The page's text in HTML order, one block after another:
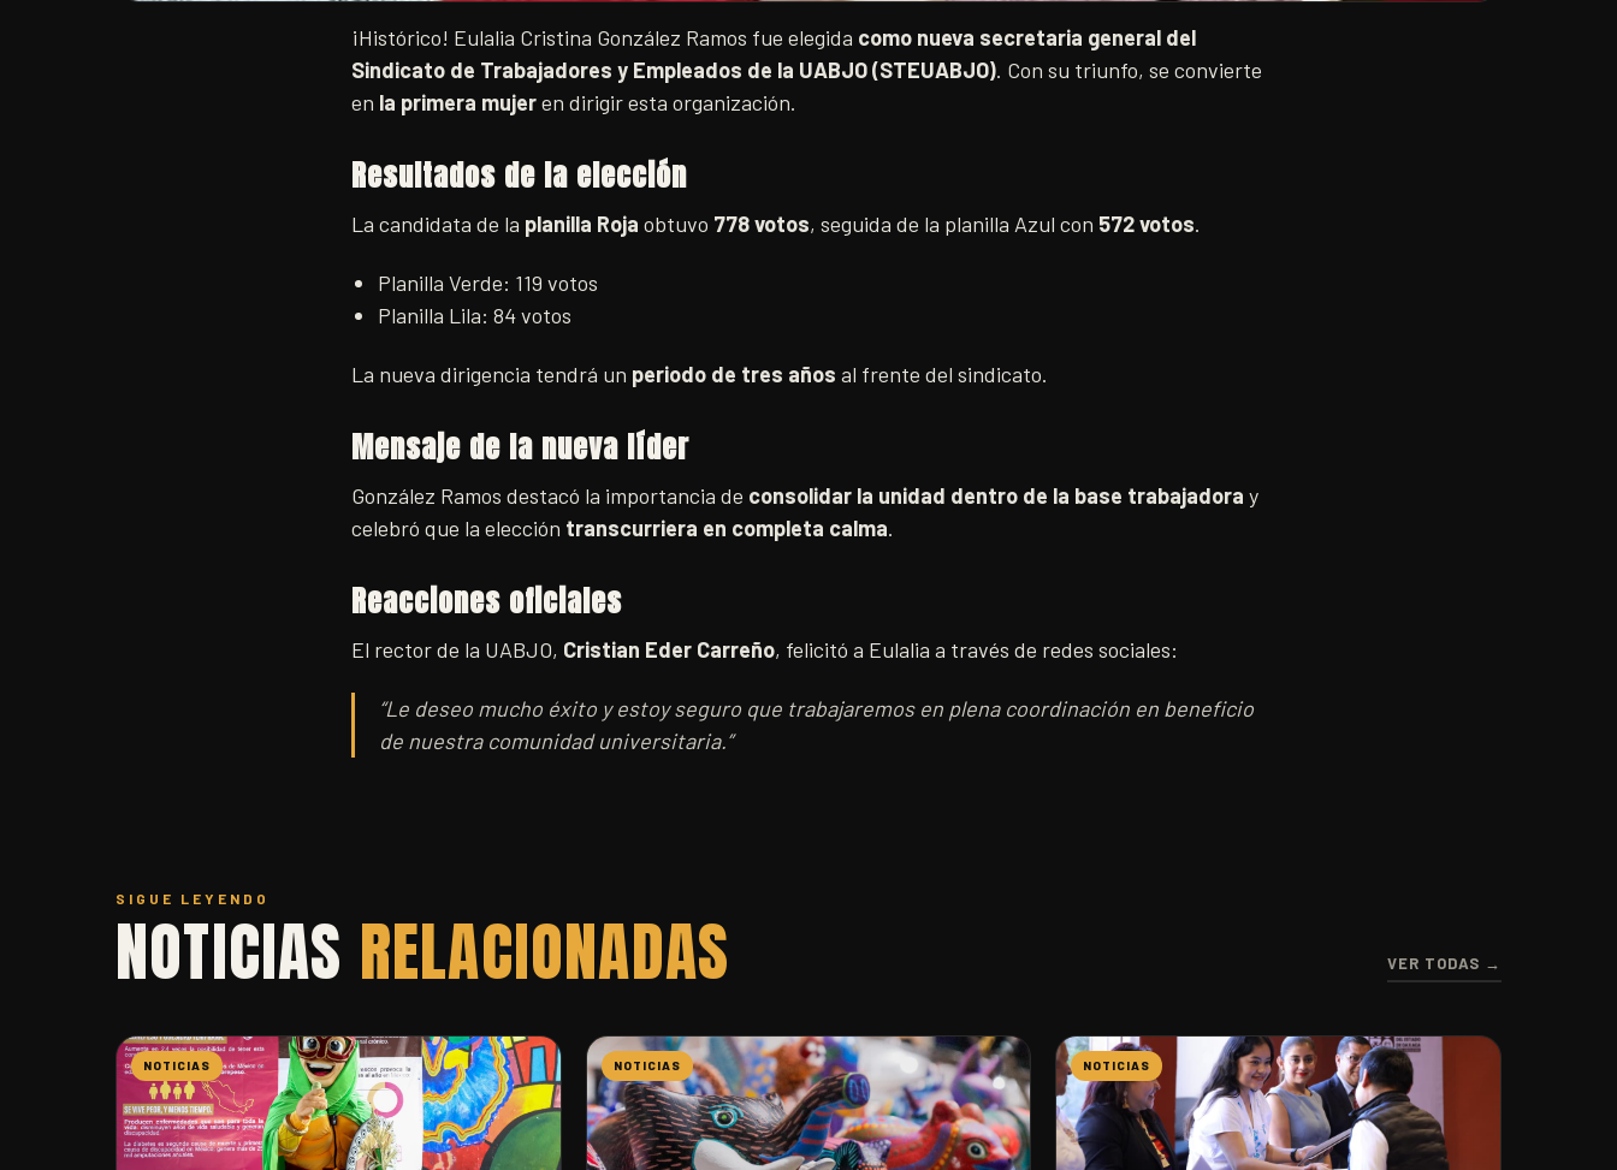
¡Histórico! Eulalia Cristina González Ramos fue elegida como nueva secretaria general del
Sindicato de Trabajadores y Empleados de la UABJO (STEUABJO). Con su triunfo, se convierte
en la primera mujeren dirigir esta organización.
Resultados de la elección
La candidata de la planilla Roja obtuvo 778 votos, seguida de la planilla Azul con 572 votos.
Planilla Verde: 119 votos
Planilla Lila: 84 votos
La nueva dirigencia tendrá un periodo de tres años al frente del sindicato.
Mensaje de la nueva líder
González Ramos destacó la importancia de consolidar la unidad dentro de la base trabajadora y
celebró que la elección transcurriera en completa calma.
Reacciones oficiales
El rector de la UABJO, Cristian Eder Carreño, felicitó a Eulalia a través de redes sociales:
“Le deseo mucho éxito y estoy seguro que trabajaremos en plena coordinación en beneficio
de nuestra comunidad universitaria.”
SIGUE LEYENDO
NOTICIAS RELACIONADAS VER TODAS →
NOTICIAS NOTICIAS NOTICIAS